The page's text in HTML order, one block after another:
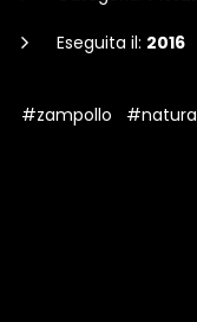
Eseguita il: 2016
#zampollo #natura